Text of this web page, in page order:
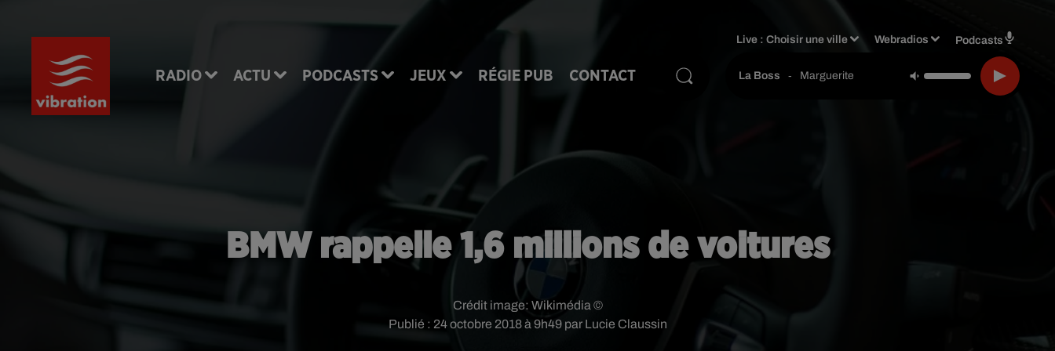
RADIO ACTU PODCASTS JEUX RÉGIE PUB CONTACT
Live :Choisir une ville Webradios Podcasts
La Boss - Marguerite
BMW rappelle 1,6 millions de voitures
Publié : 24 octobre 2018 à 9h49 par Lucie Claussin
Crédit image: Wikimédia ©